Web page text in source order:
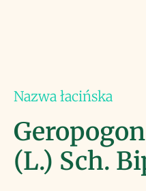
Nazwa łacińska
(L.) Sch.